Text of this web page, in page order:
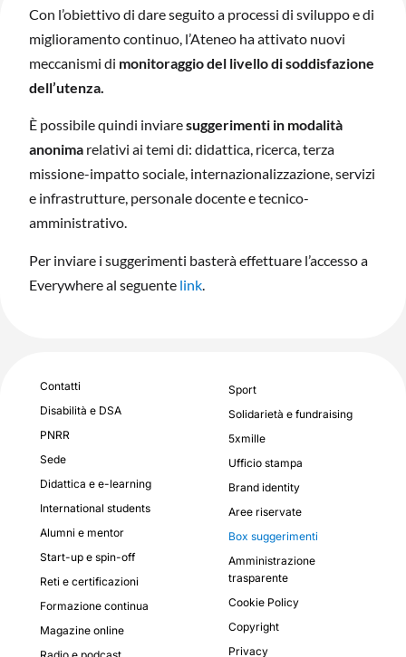
Con l’obiettivo di dare seguito a processi di sviluppo e di
miglioramento continuo, l’Ateneo ha attivato nuovi
meccanismi di monitoraggio del livello di soddisfazione
dell’utenza.
È possibile quindi inviaresuggerimenti in modalità
anonima relativi ai temi di: didattica, ricerca, terza
missione-impatto sociale, internazionalizzazione, servizi
e infrastrutture, personale docente e tecnico-
amministrativo.
Per inviare i suggerimenti basterà effettuare l’accesso a
Everywhere al seguente link
Contatti
Disabilità e DSA
PNRR
Sede
Didattica e e-learning
International students
Alumni e mentor
Start-up e spin-off
Reti e certificazioni
Formazione continua
Magazine online
Sport
Solidarietà e fundraising
5xmille
Ufficio stampa
Brand identity
Aree riservate
Box suggerimenti
Amministrazione
trasparente
Cookie Policy
Copyright
Privacy